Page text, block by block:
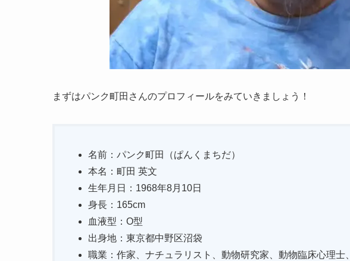
まずはパンク町田さんのプロフィールをみていきましょう！
名前：パンク町田（ぱんくまちだ）
本名：町田 英文
生年月日：1968年8月10日
身長：165cm
血液型：O型
出身地：東京都中野区沼袋
職業：作家、ナチュラリスト、動物研究家、動物臨床心理士